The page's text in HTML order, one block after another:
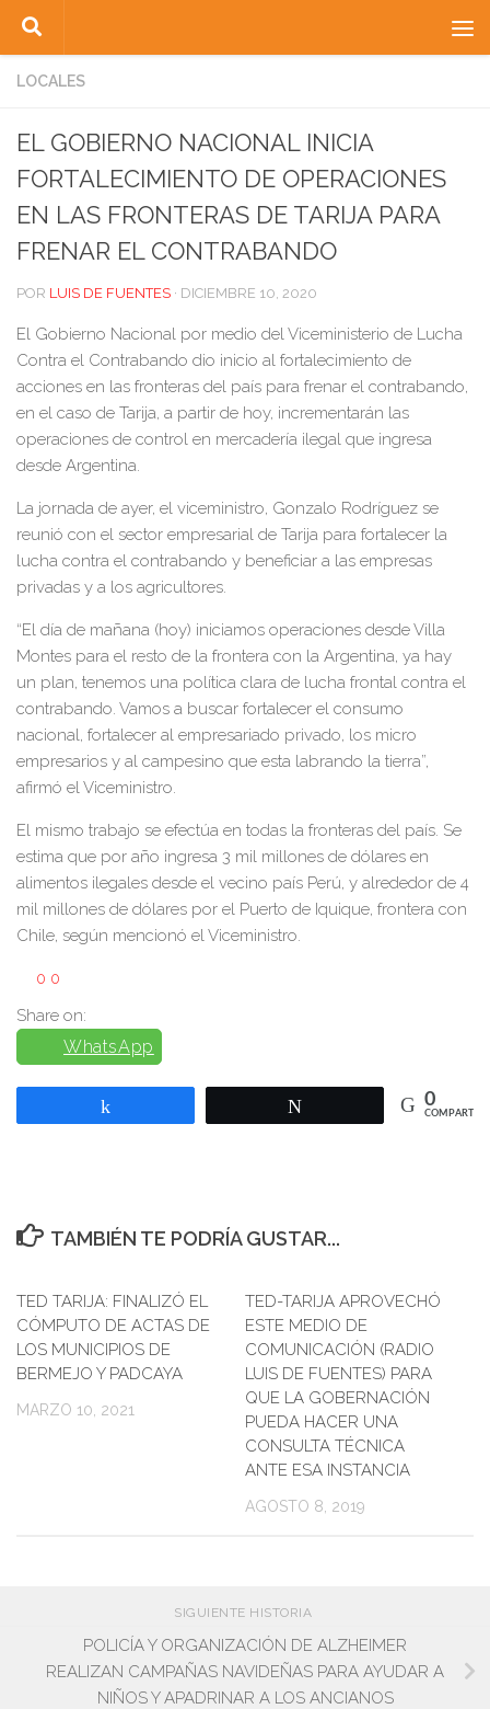
Saltar al contenido
LOCALES
EL GOBIERNO NACIONAL INICIA
FORTALECIMIENTO DE OPERACIONES
EN LAS FRONTERAS DE TARIJA PARA
FRENAR EL CONTRABANDO
POR LUIS DE FUENTES · DICIEMBRE 10, 2020
El Gobierno Nacional por medio del Viceministerio de Lucha
Contra el Contrabando dio inicio al fortalecimiento de
acciones en las fronteras del país para frenar el contrabando,
en el caso de Tarija, a partir de hoy, incrementarán las
operaciones de control en mercadería ilegal que ingresa
desde Argentina.
La jornada de ayer, el viceministro, Gonzalo Rodríguez se
reunió con el sector empresarial de Tarija para fortalecer la
lucha contra el contrabando y beneficiar a las empresas
privadas y a los agricultores.
“El día de mañana (hoy) iniciamos operaciones desde Villa
Montes para el resto de la frontera con la Argentina, ya hay
un plan, tenemos una política clara de lucha frontal contra el
contrabando. Vamos a buscar fortalecer el consumo
nacional, fortalecer al empresariado privado, los micro
empresarios y al campesino que esta labrando la tierra”,
afirmó el Viceministro.
El mismo trabajo se efectúa en todas la fronteras del país. Se
estima que por año ingresa 3 mil millones de dólares en
alimentos ilegales desde el vecino país Perú, y alrededor de 4
mil millones de dólares por el Puerto de Iquique, frontera con
Chile, según mencionó el Viceministro.
0 0
Share on:
WhatsApp
0
COMPARTIR
TAMBIÉN TE PODRÍA GUSTAR...
TED TARIJA: FINALIZÓ EL
CÓMPUTO DE ACTAS DE
LOS MUNICIPIOS DE
BERMEJO Y PADCAYA
MARZO 10, 2021
TED-TARIJA APROVECHÓ
ESTE MEDIO DE
COMUNICACIÓN (RADIO
LUIS DE FUENTES) PARA
QUE LA GOBERNACIÓN
PUEDA HACER UNA
CONSULTA TÉCNICA
ANTE ESA INSTANCIA
AGOSTO 8, 2019
SIGUIENTE HISTORIA
POLICÍA Y ORGANIZACIÓN DE ALZHEIMER
REALIZAN CAMPAÑAS NAVIDEÑAS PARA AYUDAR A
NIÑOS Y APADRINAR A LOS ANCIANOS